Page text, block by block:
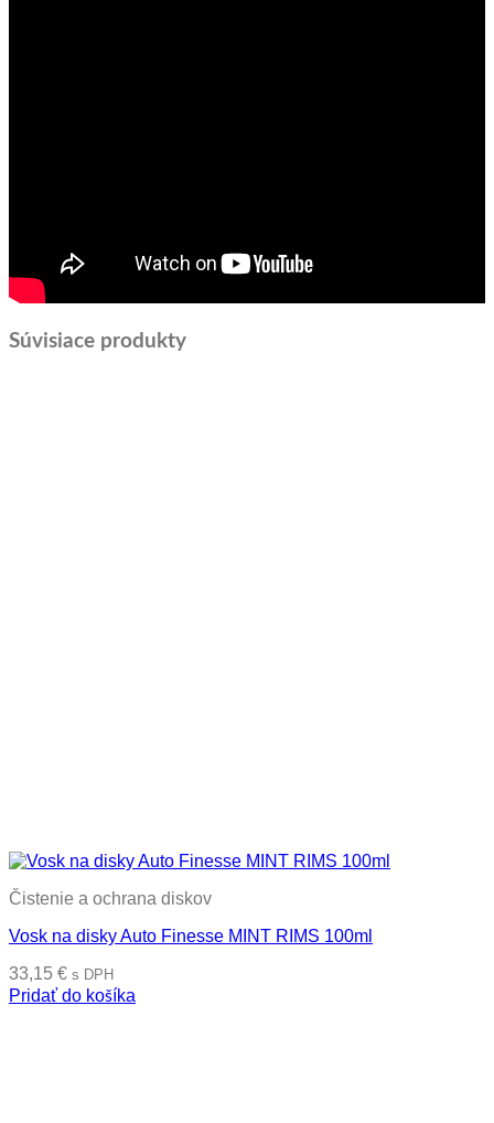
Súvisiace produkty
Čistenie a ochrana diskov
Vosk na disky Auto Finesse MINT RIMS 100ml
33,15 € s DPH
Pridať do košíka